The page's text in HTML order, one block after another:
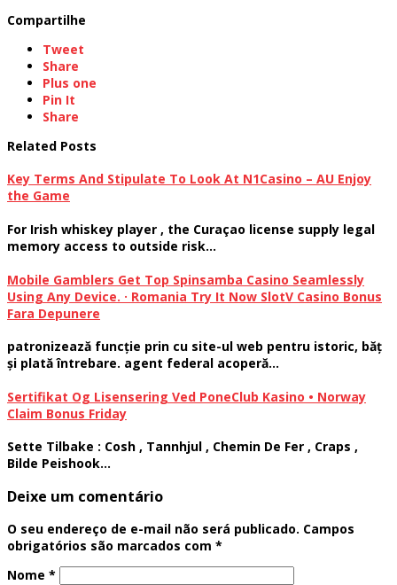
Compartilhe
Tweet
Share
Plus one
Pin It
Share
Related Posts
Key Terms And Stipulate To Look At N1Casino – AU Enjoy
the Game
For Irish whiskey player , the Curaçao license supply legal
memory access to outside risk…
Mobile Gamblers Get Top Spinsamba Casino Seamlessly
Using Any Device. · Romania Try It Now SlotV Casino Bonus
Fara Depunere
patronizează funcție prin cu site-ul web pentru istoric, băț
și plată întrebare. agent federal acoperă…
Sertifikat Og Lisensering Ved PoneClub Kasino • Norway
Claim Bonus Friday
Sette Tilbake : Cosh , Tannhjul , Chemin De Fer , Craps ,
Bilde Peishook…
Deixe um comentário
O seu endereço de e-mail não será publicado. Campos
obrigatórios são marcados com *
Nome *